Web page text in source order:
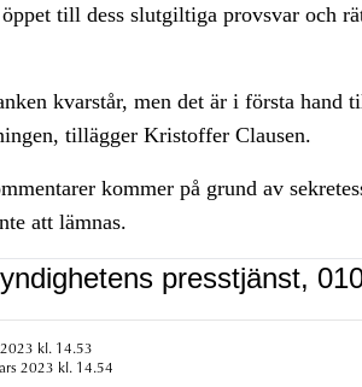
till dess slutgiltiga provsvar och
kvarstår, men det är i första
tillägger Kristoffer Clausen.
kommer på grund av
att lämnas.
presstjänst,
kl. 14.53
2023 kl. 14.54